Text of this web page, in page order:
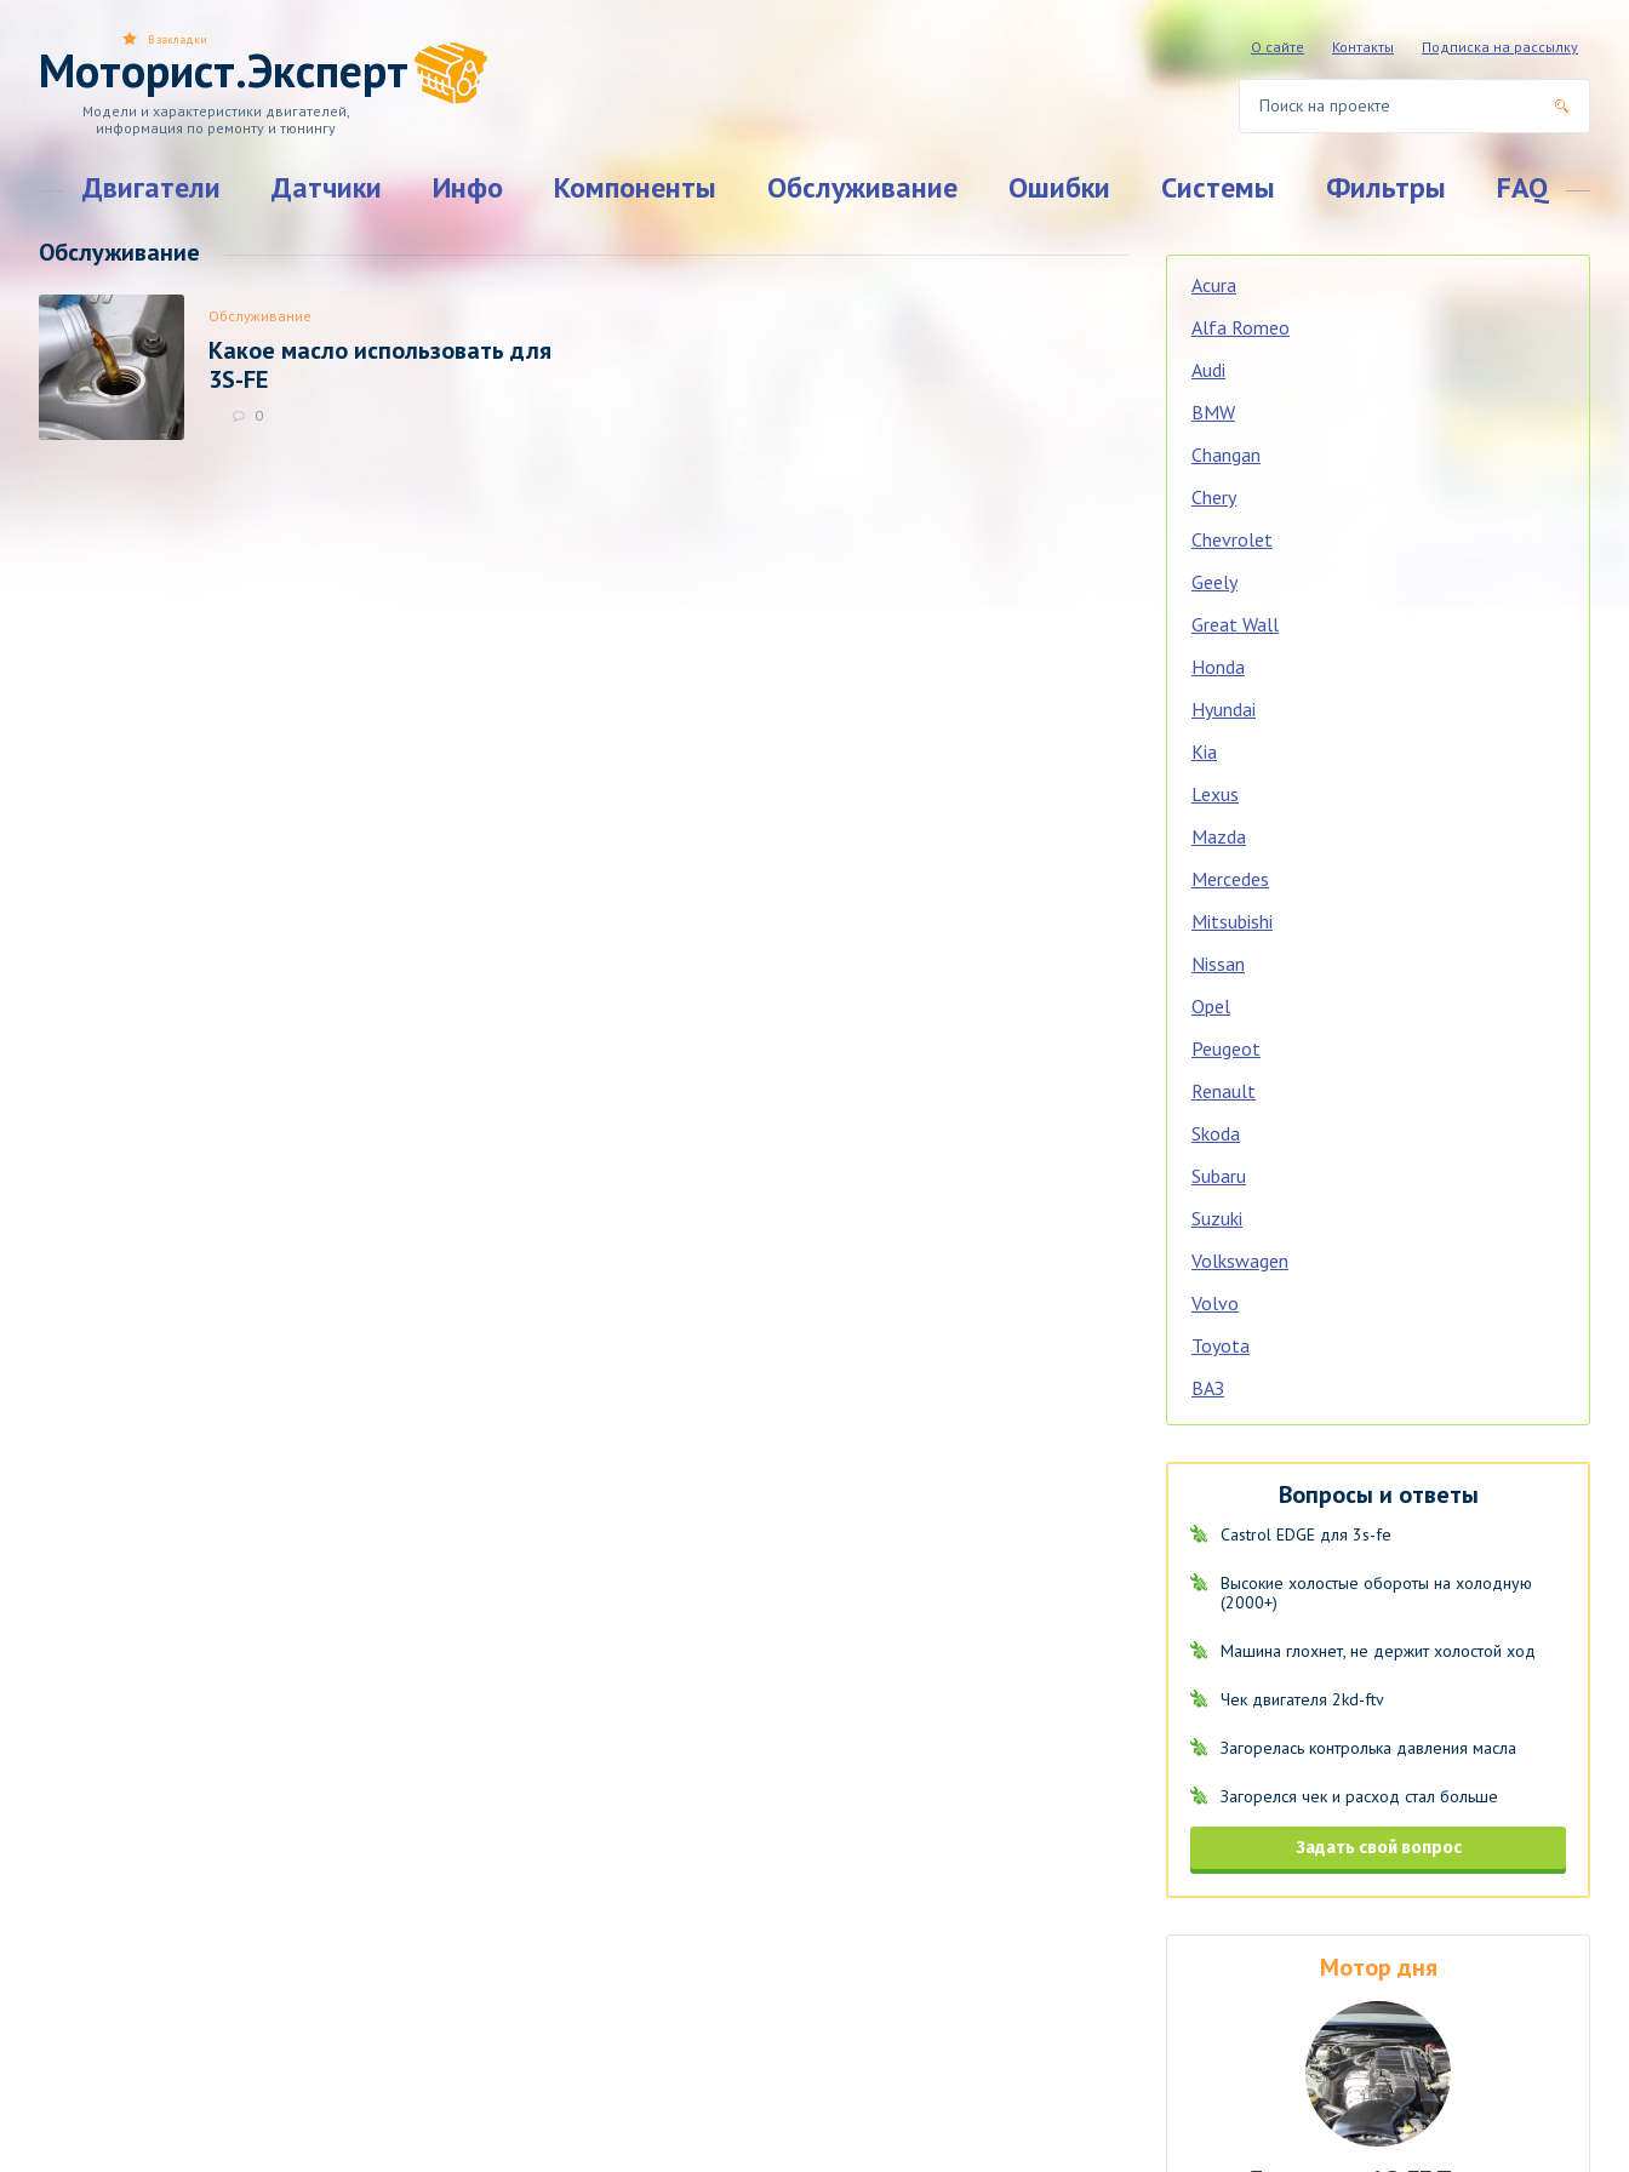
Моторист.Эксперт
Модели и характеристики двигателей,
информация по ремонту и тюнингу
О сайте Контакты Подписка на рассылку
Двигатели Датчики Инфо Компоненты Обслуживание Ошибки Системы Фильтры FAQ
В закладки
Обслуживание
Обслуживание
Какое масло использовать для
3S-FE
0
Acura
Alfa Romeo
Audi
BMW
Changan
Chery
Chevrolet
Geely
Great Wall
Honda
Hyundai
Kia
Lexus
Mazda
Mercedes
Mitsubishi
Nissan
Opel
Peugeot
Renault
Skoda
Subaru
Suzuki
Volkswagen
Volvo
Toyota
ВАЗ
Вопросы и ответы
Castrol EDGE для 3s-fe
Высокие холостые обороты на холодную
(2000+)
Машина глохнет, не держит холостой ход
Чек двигателя 2kd-ftv
Загорелась контролька давления масла
Загорелся чек и расход стал больше
Задать свой вопрос
Мотор дня